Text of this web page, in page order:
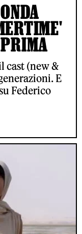
cast (new &
E
Federico